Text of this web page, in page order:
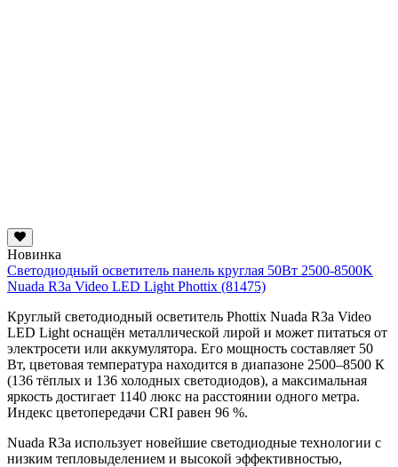
Новинка
Светодиодный осветитель панель круглая 50Вт 2500-8500K
Nuada R3a Video LED Light Phottix (81475)
Круглый светодиодный осветитель Phottix Nuada R3a Video
LED Light оснащён металлической лирой и может питаться от
электросети или аккумулятора. Его мощность составляет 50
Вт, цветовая температура находится в диапазоне 2500–8500 К
(136 тёплых и 136 холодных светодиодов), а максимальная
яркость достигает 1140 люкс на расстоянии одного метра.
Индекс цветопередачи CRI равен 96 %.
Nuada R3a использует новейшие светодиодные технологии с
низким тепловыделением и высокой эффективностью,